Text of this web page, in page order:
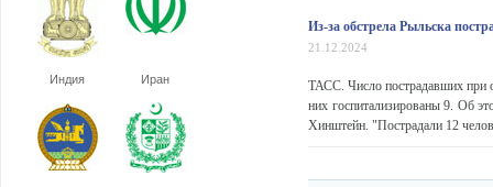
Индия Иран
Из-за обстрела Рыльска
21.12.2024
ТАСС. Число пострадавших при
них госпитализированы 9. Об
Хинштейн. "Пострадали 12